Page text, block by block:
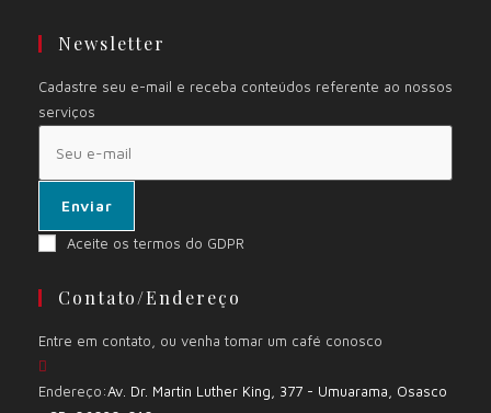
Newsletter
Cadastre seu e-mail e receba conteúdos referente ao nossos
serviços
Enviar
Aceite os termos do GDPR
Contato/Endereço
Entre em contato, ou venha tomar um café conosco
Endereço:Av. Dr. Martin Luther King, 377 - Umuarama, Osasco